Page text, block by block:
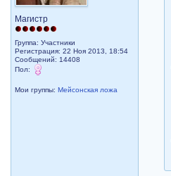
Магистр
Группа: Участники
Регистрация: 22 Ноя 2013, 18:54
Сообщений: 14408
Пол:
Мои группы:Мейсонская ложа